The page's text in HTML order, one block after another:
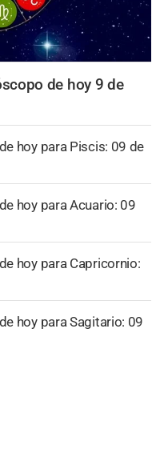
de hoy 9 de
hoy para Piscis: 09 de
hoy para Acuario: 09
hoy para Capricornio:
hoy para Sagitario: 09